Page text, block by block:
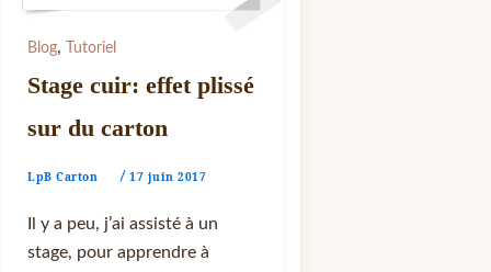
Blog, Tutoriel
Stage cuir: effet plissé
sur du carton
LpB Carton / 17 juin 2017
Il y a peu, j’ai assisté à un
stage, pour apprendre à